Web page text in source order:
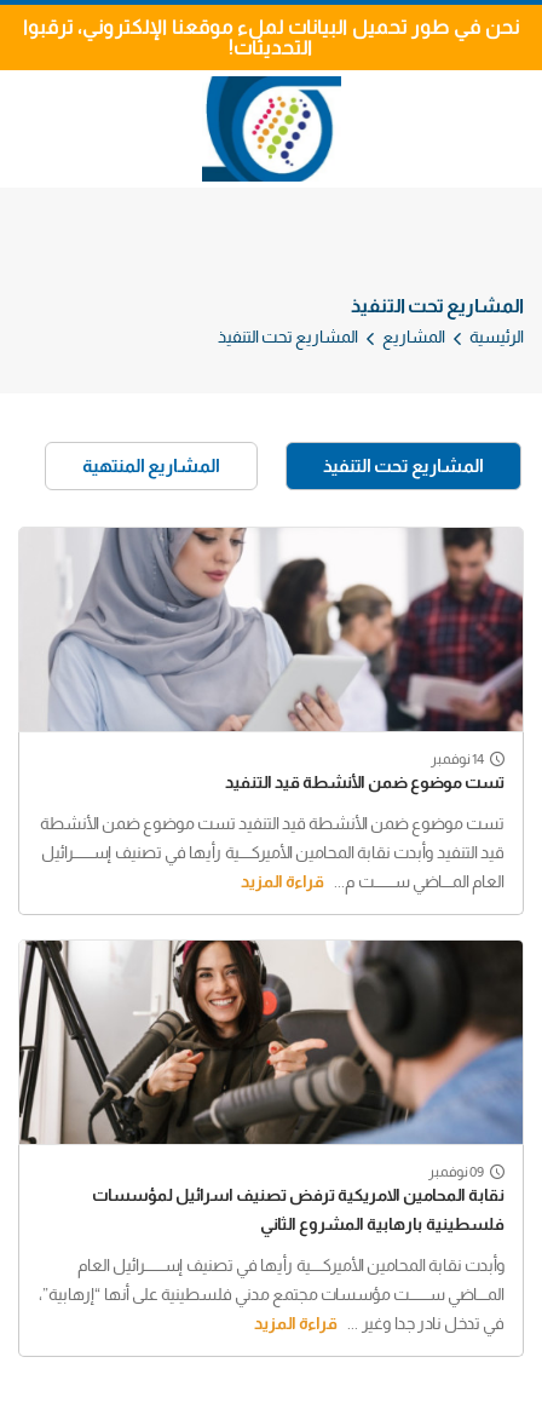
نحن في طور تحميل البيانات لملء موقعنا الإلكتروني، ترقبوا
التحديثات!
المشاريع تحت التنفيذ
الرئيسية المشاريع المشاريع تحت التنفيذ
المشاريع تحت التنفيذ المشاريع المنتهية
14 نوفمبر
تست موضوع ضمن الأنشطة قيد التنفيد
تست موضوع ضمن الأنشطة قيد التنفيد تست موضوع ضمن الأنشطة
قيد التنفيد وأبدت نقابة المحامين الأميركـــــية رأيها في تصنيف إســــــــرائيل
العام المــــاضي ســــــــت م...
قراءة المزيد
09 نوفمبر
نقابة المحامين الامريكية ترفض تصنيف اسرائيل لمؤسسات
فلسطينية بارهابية المشروع الثاني
وأبدت نقابة المحامين الأميركـــــية رأيها في تصنيف إســــــــرائيل العام
المــــاضي ســــــــت مؤسسات مجتمع مدني فلسطينية على أنها “إرهابية”،
في تدخل نادر جدا وغير ...
قراءة المزيد